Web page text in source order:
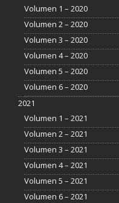
Volumen 1 – 2020
Volumen 2 – 2020
Volumen 3 – 2020
Volumen 4 – 2020
Volumen 5 – 2020
Volumen 6 – 2020
2021
Volumen 1 – 2021
Volumen 2 – 2021
Volumen 3 – 2021
Volumen 4 – 2021
Volumen 5 – 2021
Volumen 6 – 2021